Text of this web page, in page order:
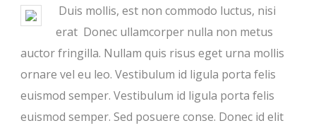
Duis mollis, est non commodo luctus, nisi
erat Donec ullamcorper nulla non metus
auctor fringilla. Nullam quis risus eget urna mollis
ornare vel eu leo. Vestibulum id ligula porta felis
euismod semper. Vestibulum id ligula porta felis
euismod semper. Sed posuere conse. Donec id elit